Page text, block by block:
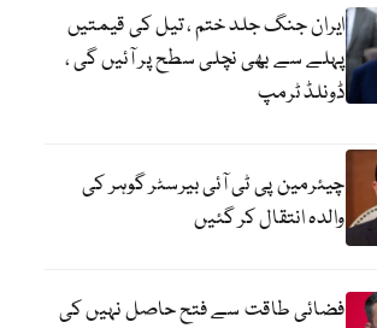
ایران جنگ جلد ختم ، تیل کی قیمتیں
پہلے سے بھی نچلی سطح پر آئیں گی ،
ڈونلڈ ٹرمپ
چیئرمین پی ٹی آئی بیرسٹر گوہر کی
والدہ انتقال کر گئیں
فضائی طاقت سے فتح حاصل نہیں کی